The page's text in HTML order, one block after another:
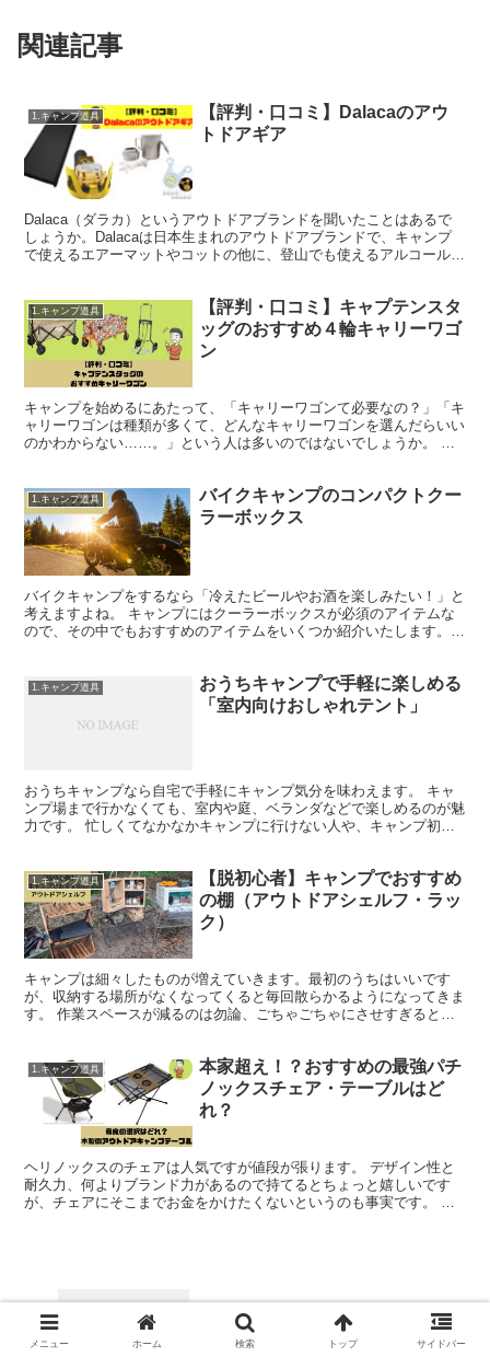
関連記事
1.キャンプ道具
【評判・口コミ】Dalacaのアウ
トドアギア
Dalaca（ダラカ）というアウトドアブランドを聞いたことはあるで
しょうか。Dalacaは日本生まれのアウトドアブランドで、キャンプ
で使えるエアーマットやコットの他に、登山でも使えるアルコールス
1.キャンプ道具
【評判・口コミ】キャプテンスタ
ッグのおすすめ４輪キャリーワゴ
ン
キャンプを始めるにあたって、「キャリーワゴンて必要なの？」「キ
ャリーワゴンは種類が多くて、どんなキャリーワゴンを選んだらいい
のかわからない……。」という人は多いのではないでしょうか。 キ
1.キャンプ道具
バイクキャンプのコンパクトクー
ラーボックス
バイクキャンプをするなら「冷えたビールやお酒を楽しみたい！」と
考えますよね。 キャンプにはクーラーボックスが必須のアイテムな
ので、その中でもおすすめのアイテムをいくつか紹介いたします。
1.キャンプ道具
おうちキャンプで手軽に楽しめる
「室内向けおしゃれテント」
おうちキャンプなら自宅で手軽にキャンプ気分を味わえます。 キャ
ンプ場まで行かなくても、室内や庭、ベランダなどで楽しめるのが魅
力です。 忙しくてなかなかキャンプに行けない人や、キャンプ初心
1.キャンプ道具
【脱初心者】キャンプでおすすめ
の棚（アウトドアシェルフ・ラッ
ク）
キャンプは細々したものが増えていきます。最初のうちはいいです
が、収納する場所がなくなってくると毎回散らかるようになってきま
す。 作業スペースが減るのは勿論、ごちゃごちゃにさせすぎると荷
1.キャンプ道具
本家超え！？おすすめの最強パチ
ノックスチェア・テーブルはど
れ？
ヘリノックスのチェアは人気ですが値段が張ります。 デザイン性と
耐久力、何よりブランド力があるので持てるとちょっと嬉しいです
が、チェアにそこまでお金をかけたくないというのも事実です。 ブ
【20年間愛用者が語る】キャプテンスタ
ッグの飯盒(はんごう)が優れた点、今あえ
て飯盒(はんごう)をすすめる理由とは？
メニュー ホーム 検索 トップ サイドバー